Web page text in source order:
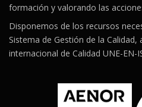
formación y valorando las
Disponemos de los recursos
Sistema de Gestión de la
internacional de Calidad UNE-EN-